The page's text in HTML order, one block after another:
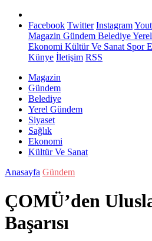
Facebook Twitter Instagram
Magazin Gündem Belediye
Ekonomi Kültür Ve Sanat Spor
Künye İletişim RSS
Magazin
Gündem
Belediye
Yerel Gündem
Siyaset
Sağlık
Ekonomi
Kültür Ve Sanat
Anasayfa Gündem
ÇOMÜ’den
Başarısı